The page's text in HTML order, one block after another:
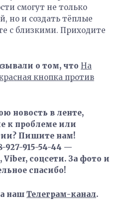
смогут не только
но и создать тёплые
с близкими. Приходите
о том, что На
кнопка против
новость в ленте,
к проблеме или
Пишите нам!
927-915-54-44 —
Viber, соцсети. За фото и
спасибо!
наш Телеграм-канал.